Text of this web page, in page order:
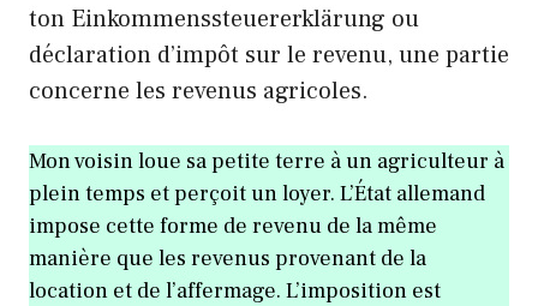
ton Einkommenssteuererklärung ou
déclaration d’impôt sur le revenu, une partie
concerne les revenus agricoles.
Mon voisin loue sa petite terre à un agriculteur à
plein temps et perçoit un loyer. L’État allemand
impose cette forme de revenu de la même
manière que les revenus provenant de la
location et de l’affermage. L’imposition est